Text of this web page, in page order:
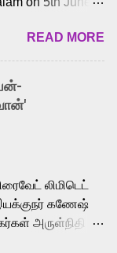
cult He-Man fans
glimpse
recently
generated
audiences.
is the film’s
Known for
De” from
Ghajini, and
READ MORE
லிமிடெட்
கணேஷ்
அருள்நிதி -